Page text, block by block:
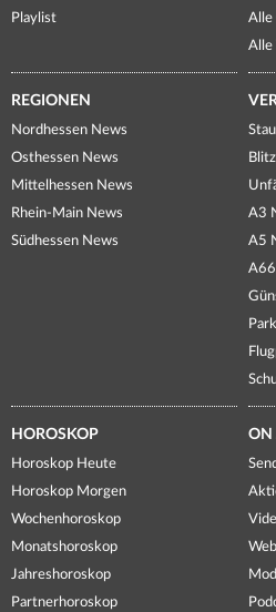
Playlist
Alle
Alle
REGIONEN
Nordhessen News
Osthessen News
Mittelhessen News
Rhein-Main News
Südhessen News
A3
A5
HOROSKOP
Horoskop Heute
Horoskop Morgen
Wochenhoroskop
Monatshoroskop
Jahreshoroskop
Partnerhoroskop
ON